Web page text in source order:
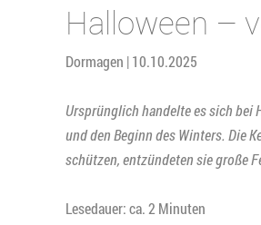
Halloween –
Dormagen | 10.10.2025
Ursprünglich handelte es sich bei
und den Beginn des Winters. Die
schützen, entzündeten sie große
Lesedauer: ca. 2 Minuten